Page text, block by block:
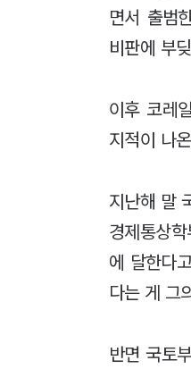
면서 출범
비판에 부
이후 코레
지적이 나
지난해 말
경제통상
에 달한다
다는 게 그
반면 국토